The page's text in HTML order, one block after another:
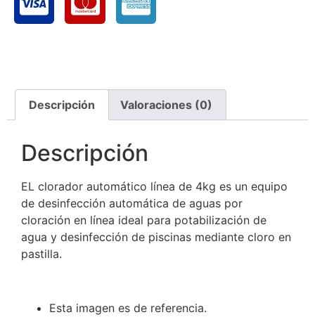
Descripción Valoraciones (0)
Descripción
EL clorador automático línea de 4kg es un equipo
de desinfección automática de aguas por
cloración en línea ideal para potabilización de
agua y desinfección de piscinas mediante cloro en
pastilla.
Esta imagen es de referencia.